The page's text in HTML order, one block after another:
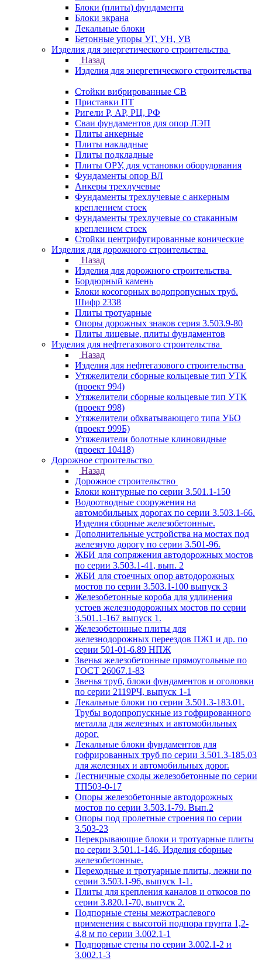
Блоки (плиты) фундамента
Блоки экрана
Лекальные блоки
Бетонные упоры УГ, УН, УВ
Изделия для энергетического строительства
Назад
Изделия для энергетического строительства
Стойки вибрированные СВ
Приставки ПТ
Ригели Р, АР, РЦ, РФ
Сваи фундаментов для опор ЛЭП
Плиты анкерные
Плиты накладные
Плиты подкладные
Плиты ОРУ, для установки оборудования
Фундаменты опор ВЛ
Анкеры трехлучевые
Фундаменты трехлучевые с анкерным
креплением стоек
Фундаменты трехлучевые со стаканным
креплением стоек
Стойки центрифугированные конические
Изделия для дорожного строительства
Назад
Изделия для дорожного строительства
Бордюрный камень
Блоки косогорных водопропусных труб.
Шифр 2338
Плиты тротуарные
Опоры дорожных знаков серия 3.503.9-80
Плиты лицевые, плиты фундаментов
Изделия для нефтегазового строительства
Назад
Изделия для нефтегазового строительства
Утяжелители сборные кольцевые тип УТК
(проект 994)
Утяжелители сборные кольцевые тип УТК
(проект 998)
Утяжелители обхватывающего типа УБО
(проект 999Б)
Утяжелители болотные клиновидные
(проект 10418)
Дорожное строительство
Назад
Дорожное строительство
Блоки контурные по серии 3.501.1-150
Водоотводные сооружения на
автомобильных дорогах по серии 3.503.1-66.
Изделия сборные железобетонные.
Дополнительные устройства на мостах под
железную дорогу по серии 3.501-96.
ЖБИ для сопряжения автодорожных мостов
по серии 3.503.1-41, вып. 2
ЖБИ для стоечных опор автодорожных
мостов по серии 3.503.1-100 выпуск 3
Железобетонные короба для удлинения
устоев железнодорожных мостов по серии
3.501.1-167 выпуск 1.
Железобетонные плиты для
железнодорожных переездов ПЖ1 и др. по
серии 501-01-6.89 НПЖ
Звенья железобетонные прямоугольные по
ГОСТ 26067.1-83
Звенья труб, блоки фундаментов и оголовки
по серии 2119РЧ, выпуск 1-1
Лекальные блоки по серии 3.501.3-183.01.
Трубы водопропускные из гофрированного
металла для железных и автомобильных
дорог.
Лекальные блоки фундаментов для
гофрированных труб по серии 3.501.3-185.03
для железных и автомобильных дорог.
Лестничные сходы железобетонные по серии
ТП503-0-17
Опоры железобетонные автодорожных
мостов по серии 3.503.1-79. Вып.2
Опоры под пролетные строения по серии
3.503-23
Перекрывающие блоки и тротуарные плиты
по серии 3.501.1-146. Изделия сборные
железобетонные.
Переходные и тротуарные плиты, лежни по
серии 3.503.1-96, выпуск 1-1.
Плиты для крепления каналов и откосов по
серии 3.820.1-70, выпуск 2.
Подпорные стены межотраслевого
применения с высотой подпора грунта 1,2-
4,8 м по серии 3.002.1-1
Подпорные стены по серии 3.002.1-2 и
3.002.1-3